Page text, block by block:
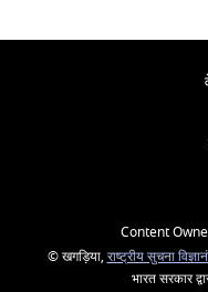
Content
© खगड़िया,राष्ट्रीय सुचना
भारत सरकार